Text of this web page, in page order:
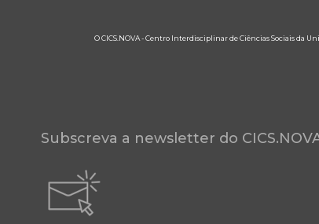
O CICS.NOVA - Centro Interdisciplinar de Ciências Sociais da
Subscreva a newsletter do